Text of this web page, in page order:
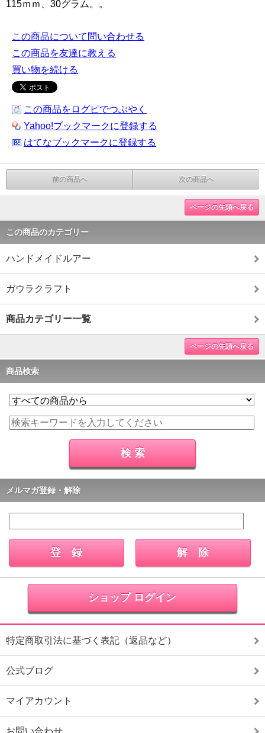
115ｍｍ、30グラム。。
この商品について問い合わせる
この商品を友達に教える
買い物を続ける
この商品をログピでつぶやく
Yahoo!ブックマークに登録する
はてなブックマークに登録する
前の商品へ 次の商品へ
ページの先頭へ戻る
この商品のカテゴリー
ハンドメイドルアー
ガウラクラフト
商品カテゴリー一覧
ページの先頭へ戻る
商品検索
メルマガ登録・解除
ショップ ログイン
特定商取引法に基づく表記（返品など）
公式ブログ
マイアカウント
お問い合わせ